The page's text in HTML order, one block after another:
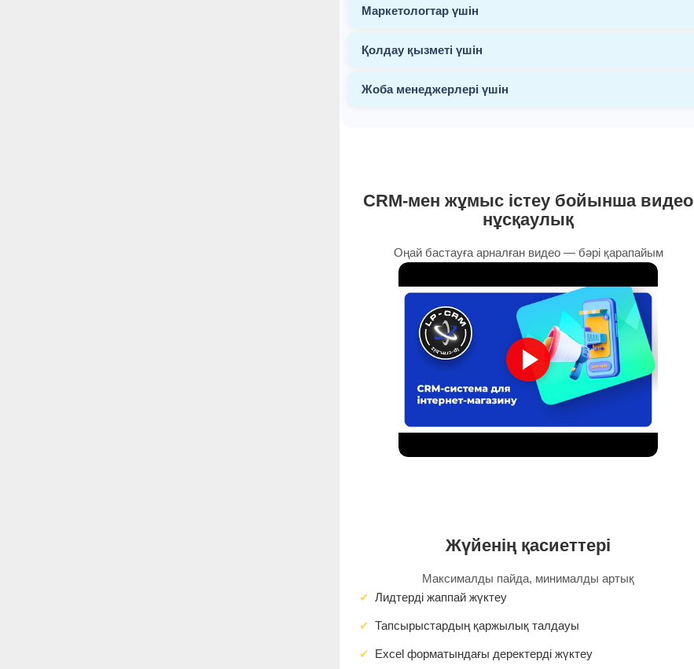
Маркетологтар үшін
Қолдау қызметі үшін
Жоба менеджерлері үшін
CRM-мен жұмыс істеу бойынша видео
нұсқаулық
Оңай бастауға арналған видео — бәрі қарапайым
Жүйенің қасиеттері
Максималды пайда, минималды артық
Лидтерді жаппай жүктеу
Тапсырыстардың қаржылық талдауы
Excel форматындағы деректерді жүктеу